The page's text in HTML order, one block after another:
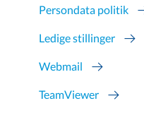
Persondata politik
Ledige stillinger
Webmail
TeamViewer